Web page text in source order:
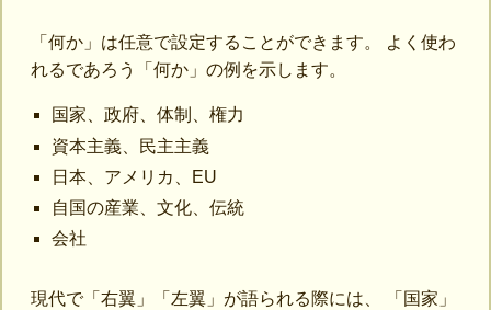
「何か」は任意で設定することができます。 よく使わ
れるであろう「何か」の例を示します。
国家、政府、体制、権力
資本主義、民主主義
日本、アメリカ、EU
自国の産業、文化、伝統
会社
現代で「右翼」「左翼」が語られる際には、 「国家」